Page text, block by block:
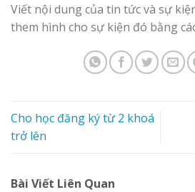
Viết nội dung của tin tức và sự
them hình cho sự kiện đó bằng
Cho học đăng ký từ 2 khoá
trở lên
Bài Viết Liên Quan